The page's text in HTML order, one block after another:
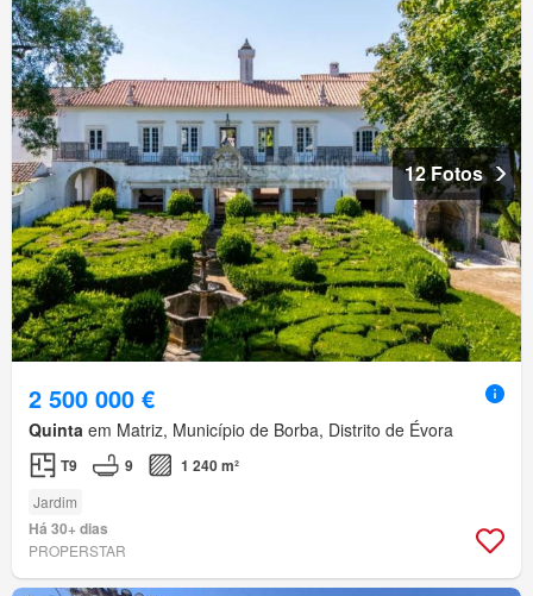
12 Fotos
2 500 000 €
Quinta em Matriz, Município de Borba, Distrito de Évora
T9 9 1 240 m²
Jardim
Há 30+ dias
PROPERSTAR